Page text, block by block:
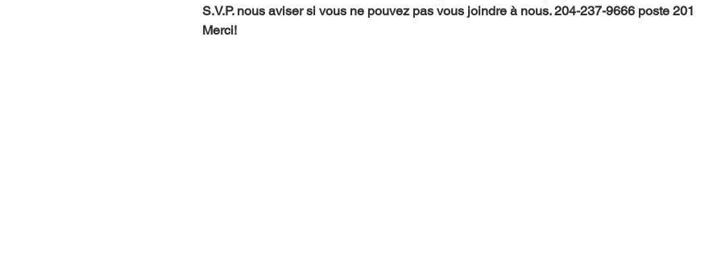
S.V.P. nous aviser si vous ne pouvez pas vous joindre à nous. 204-237-9666 poste 201
Merci!